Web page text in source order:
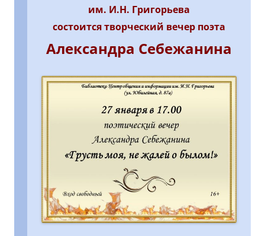
им. И.Н. Григорьева
состоится творческий вечер поэта
Александра Себежанина